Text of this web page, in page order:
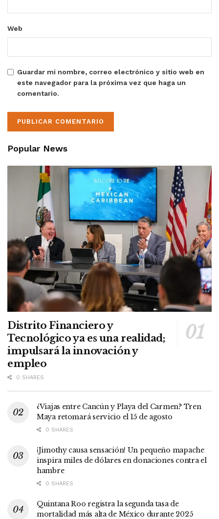
Web
Guardar mi nombre, correo electrónico y sitio web en
este navegador para la próxima vez que haga un
comentario.
Popular News
Distrito Financiero y
Tecnológico ya es una realidad;
impulsará la innovación y
empleo
0 SHARES
¿Viajas entre Cancún y Playa del Carmen? Tren
Maya retomará servicio el 15 de agosto
0 SHARES
¡Jimothy causa sensación! Un pequeño mapache
inspira miles de dólares en donaciones contra el
hambre
0 SHARES
Quintana Roo registra la segunda tasa de
mortalidad más alta de México durante 2025